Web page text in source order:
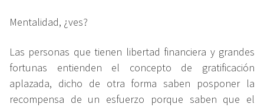
Mentalidad, ¿ves?
Las personas que tienen libertad financiera y grandes
fortunas entienden el concepto de gratificación
aplazada, dicho de otra forma saben posponer la
recompensa de un esfuerzo porque saben que el